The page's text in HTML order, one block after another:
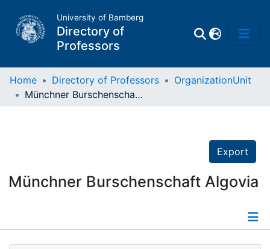
University of Bamberg
Directory of
Professors
Home Directory of Professors
OrganizationUnit
Münchner Burschenschaft Algovia
Export
Münchner Burschenschaft Algovia
Details